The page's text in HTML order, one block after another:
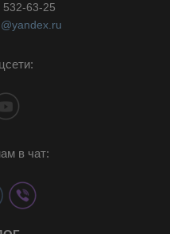
532-63-25
в чат: